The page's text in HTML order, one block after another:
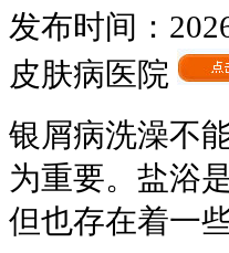
发布时间：
皮肤病医院
银屑病洗澡不
为重要。盐浴
但也存在着一